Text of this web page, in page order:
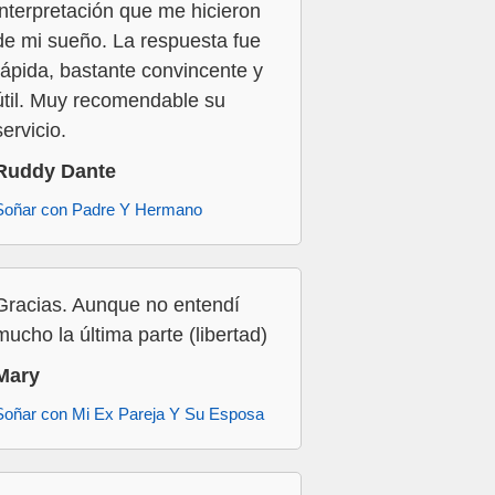
que me hicieron
mi sueño. La respuesta fue
bastante convincente y
Muy recomendable su
Dante
con Padre Y Hermano
Aunque no entendí
la última parte (libertad)
con Mi Ex Pareja Y Su Esposa